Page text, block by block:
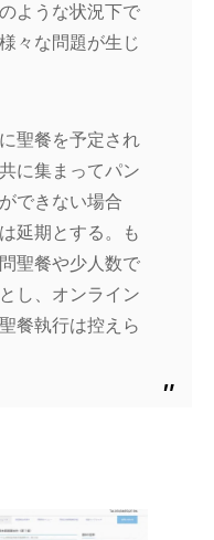
ような状況下で
々な問題が生じ
聖餐を予定され
に集まってパン
できない場合
延期とする。も
聖餐や少人数で
し、オンライン
餐執行は控えら